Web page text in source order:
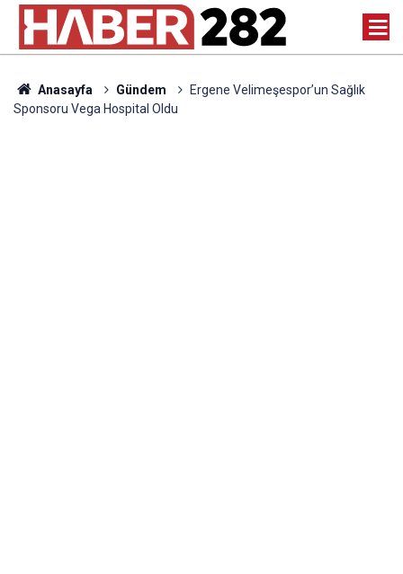
Anasayfa Gündem
Ergene Velimeşespor’un Sağlık
Sponsoru Vega Hospital Oldu